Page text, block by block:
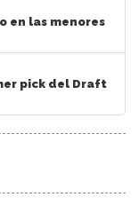
en las menores
pick del Draft